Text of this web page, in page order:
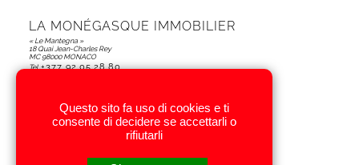
LA MONÉGASQUE IMMOBILIER
« Le Mantegna »
18 Quai Jean-Charles Rey
MC 98000 MONACO
Tel.+377 92.05.28.80
SEGUICIQuesto sito fa uso di cookies e ti
consente di decidere se accettarli o
rifiutarli